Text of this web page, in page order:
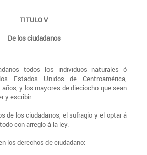
TITULO V
De los ciudadanos
todos los individuos naturales ó
Estados Unidos de Centroamérica,
y los mayores de dieciocho que sean
y escribir.
de los ciudadanos, el sufragio y el optar á
con arreglo á la ley.
los derechos de ciudadano: